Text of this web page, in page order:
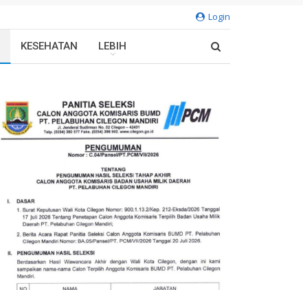
Login
KESEHATAN LEBIH